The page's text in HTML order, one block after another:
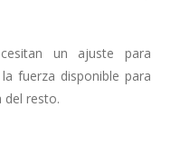
un ajuste para
fuerza disponible para
resto.